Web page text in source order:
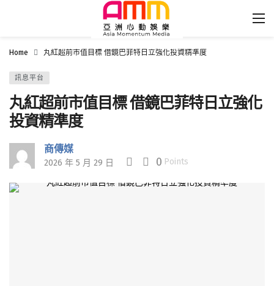
Home 丸紅超前市值目標 借鏡巴菲特日立強化投資精準度
訊息平台
丸紅超前市值目標 借鏡巴菲特日立強化
投資精準度
商傳媒
2026 年 5 月 29 日 0 Points